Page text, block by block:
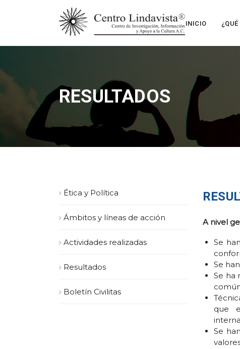
INICIO
RESULTADOS
Ética y Política
Ámbitos y líneas de acción
Actividades realizadas
Resultados
Boletín Civilitas
A nivel
Se
Se
Se ha
que
Se